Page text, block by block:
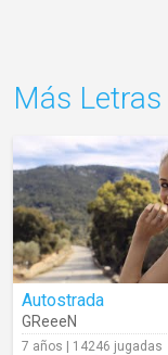
Más Letras
Autostrada
GReeeN
7 años | 14246 jugadas